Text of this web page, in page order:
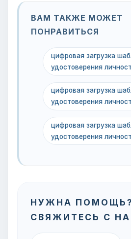
ВАМ ТАКЖЕ МОЖЕТ
ПОНРАВИТЬСЯ
цифровая загрузка
удостоверения
цифровая загрузка
удостоверения
цифровая загрузка
удостоверения
НУЖНА ПОМОЩЬ?
СВЯЖИТЕСЬ С